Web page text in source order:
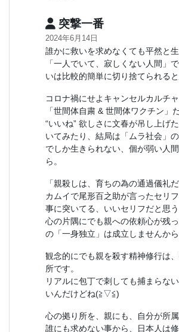
突撃一番
2024年6月14日
誰かに救いを求めなくても平然と生
「一人でいて、寂しくない人間」
いは比較的簡単に切り捨てられると
コロナ禍にせよキャンセルカルチ
「世間体自粛 & 世間体ワクチン」
“いいね” 欲しさに文春が吊し上げ
いてみたり、結局は「ムラ社会」
でしか生きられない、個が弱い人
ら。
「親殺しは、育ちの為の通過儀礼
カムイで尾形百之助が言ったセリ
事に突いてる、いいセリフだと思う
心の片隅にでも親への依頼心が残
の「一身独立」は成立しませんから
観念的にでも親を殺す精神修行は
所です。
リアルに包丁で刺しても捕まらな
いんだけどね(≧▽≦)
心の拠り所を、親にも、自分が所属
誰にも求めない事から、日本人は